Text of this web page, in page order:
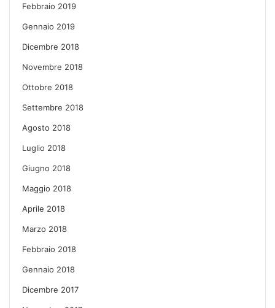
Febbraio 2019
Gennaio 2019
Dicembre 2018
Novembre 2018
Ottobre 2018
Settembre 2018
Agosto 2018
Luglio 2018
Giugno 2018
Maggio 2018
Aprile 2018
Marzo 2018
Febbraio 2018
Gennaio 2018
Dicembre 2017